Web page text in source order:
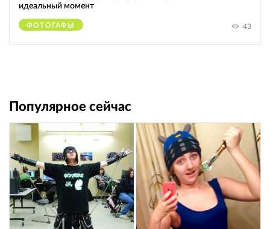
идеальный момент
ФОТОГАФЫ 43
Популярное сейчас